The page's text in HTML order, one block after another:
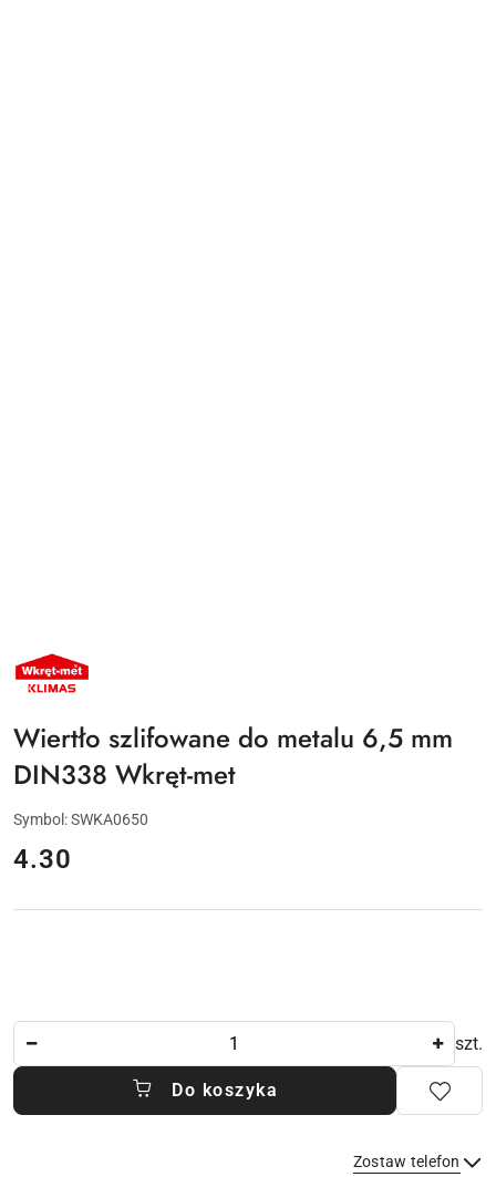
NAZWA
PRODUCENTA:
KLIMAS
Wiertło szlifowane do metalu 6,5 mm
DIN338 Wkręt-met
Symbol:SWKA0650
cena:
4.30
szt.
Do koszyka
Zostaw telefon